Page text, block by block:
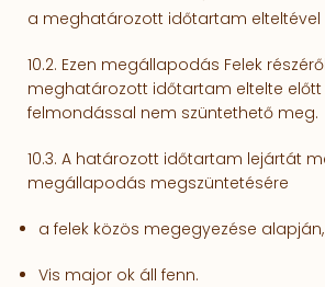
a meghatározott időtartam elteltével
10.2. Ezen megállapodás Felek
meghatározott időtartam eltelte előtt
felmondással nem szüntethető meg.
10.3. A határozott időtartam lejártát
megállapodás megszüntetésére
a felek közös megegyezése
Vis major ok áll fenn.